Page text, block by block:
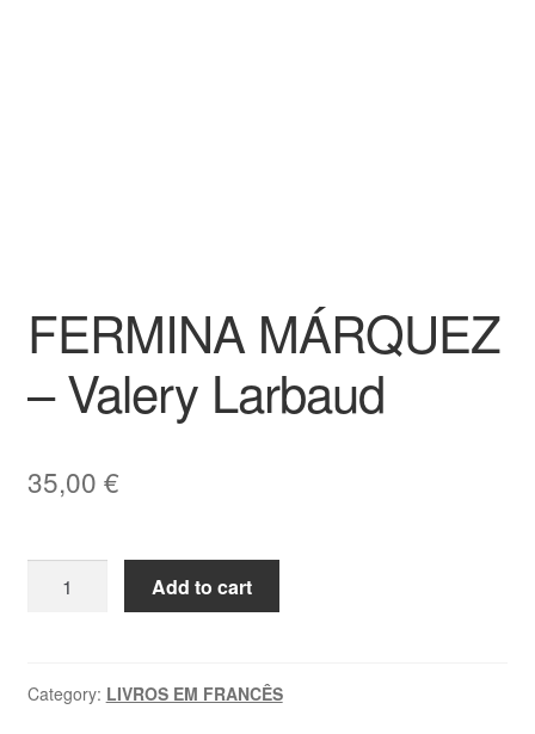
FERMINA MÁRQUEZ
– Valery Larbaud
35,00 €
MÁRQUEZ
Larbaud
Add to cart
Category: LIVROS EM FRANCÊS